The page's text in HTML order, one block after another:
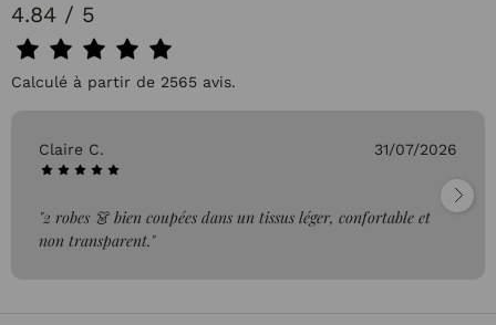
4.84 / 5
Calculé à partir de 2565 avis.
Claire C. 31/07/2026
"2 robes 👗 bien coupées dans un tissus léger, confortable et
non transparent."